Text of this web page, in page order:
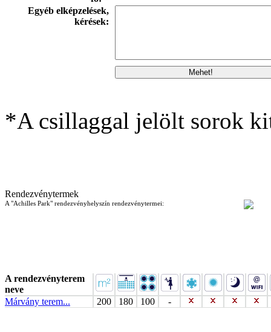
Egyéb elképzelések,
kérések:
*A csillaggal jelölt sorok
Rendezvénytermek
A "Achilles Park" rendezvényhelyszín rendezvénytermei:
A rendezvényterem
neve
Márvány terem...
200 180 100 -